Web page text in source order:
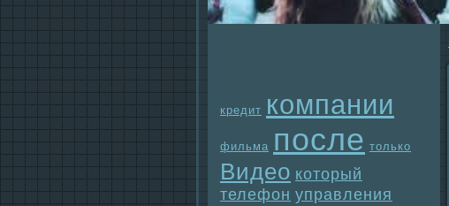
кредит компании
фильма после только
Видео который
телефон упpaвления